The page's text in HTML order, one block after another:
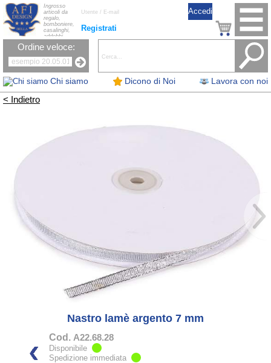
Chi siamo Dicono di Noi Lavora con noi
Registrati
Ingrosso
articoli da
regalo,
bomboniere,
casalinghi,
addobbi
natalizi, nastri,
oggettistica,
la tavola, fiori
artificiali e
candele.
Ordine veloce:
< Indietro
Nastro lamè argento 7 mm
Cod. A22.68.28
Disponibile
Spedizione immediata